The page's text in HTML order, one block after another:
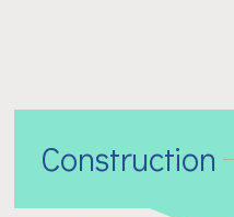
Construction